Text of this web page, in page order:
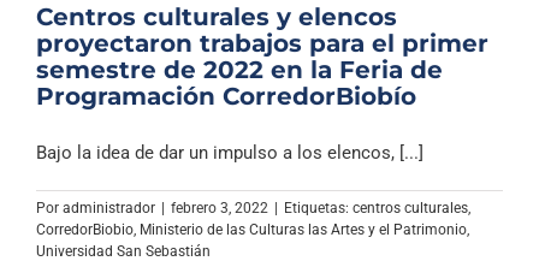
Centros culturales y elencos
proyectaron trabajos para el primer
semestre de 2022 en la Feria de
Programación CorredorBiobío
Bajo la idea de dar un impulso a los elencos, [...]
Por administrador | febrero 3, 2022 | Etiquetas: centros culturales
CorredorBiobio Ministerio de las Culturas las Artes y el Patrimonio
Universidad San Sebastián